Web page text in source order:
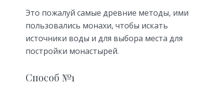
Это пожалуй самые древние методы, ими
пользовались монахи, чтобы искать
источники воды и для выбора места для
постройки монастырей.
Способ №1